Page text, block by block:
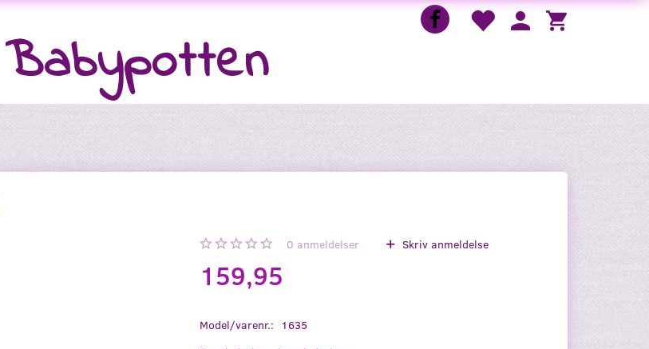
Babypotten
0 anmeldelser Skriv anmeldelse
159,95
Model/varenr.:
1635